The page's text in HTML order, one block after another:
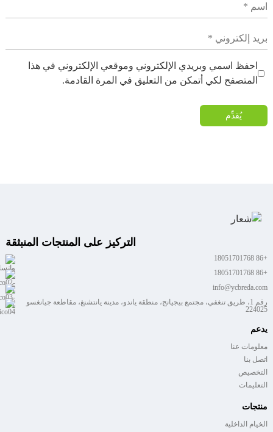
احفظ اسمي وبريدي الإلكتروني وموقعي الإلكتروني في هذا
المتصفح لكي أتمكن من التعليق في المرة القادمة.
يُقدِّم
التركيز على المنتجات المنبثقة
+86 18051701768
+86 18051701768
info@ycbreda.com
رقم 1، طريق تنغفي، مجتمع بيجيانج، منطقة ياندو، مدينة يانتشنغ، مقاطعة جيانغسو
224025
يدعم
معلومات عنا
اتصل بنا
التخصيص
التعليمات
منتجات
الخيام الداخلية